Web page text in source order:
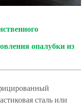
опалубки из
сталь или